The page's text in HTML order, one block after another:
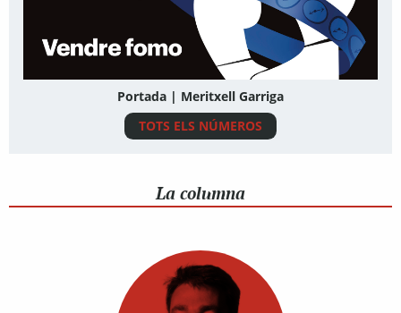
Portada | Meritxell Garriga
TOTS ELS NÚMEROS
La columna